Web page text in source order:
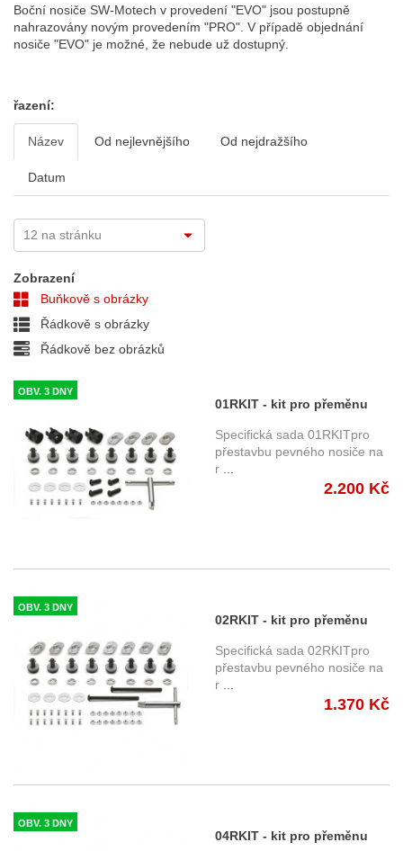
Boční nosiče SW-Motech v provedení "EVO" jsou postupně
nahrazovány novým provedením "PRO". V případě objednání
nosiče "EVO" je možné, že nebude už dostupný.
řazení:
Název Od nejlevnějšího Od nejdražšího
Datum
Zobrazení
Buňkově s obrázky
Řádkově s obrázky
Řádkově bez obrázků
OBV. 3 DNY
01RKIT - kit pro přeměnu
bočního nosiče na
demontovatelnou verzi
Specifická sada 01RKITpro
přestavbu pevného nosiče na
r
2.200 Kč
OBV. 3 DNY
02RKIT - kit pro přeměnu
bočního nosiče Givi PLX na
demontovatelnou verzi
Specifická sada 02RKITpro
přestavbu pevného nosiče na
r
1.370 Kč
OBV. 3 DNY
04RKIT - kit pro přeměnu